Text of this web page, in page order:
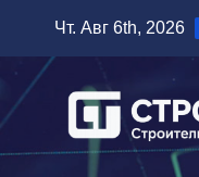
содержимому
Чт. Авг 6th, 2026